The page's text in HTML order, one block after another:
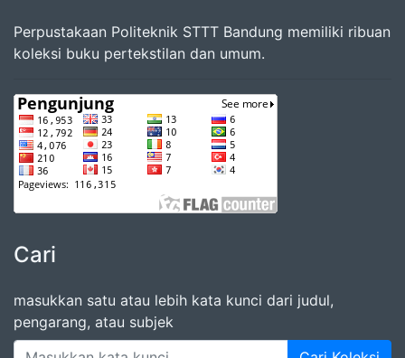
Perpustakaan Politeknik STTT Bandung memiliki ribuan
koleksi buku pertekstilan dan umum.
Cari
masukkan satu atau lebih kata kunci dari judul,
pengarang, atau subjek